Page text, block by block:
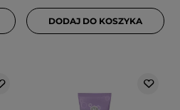
DODAJ DO KOSZYKA